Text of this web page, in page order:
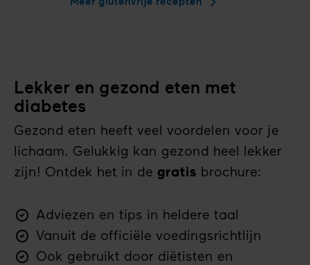
en
Lekker en gezond eten met
diabetes
Gezond eten heeft veel voordelen voor je
lichaam. Gelukkig kan gezond heel lekker
zijn! Ontdek het in de gratis brochure:
Adviezen en tips in heldere taal
Vanuit de officiële voedingsrichtlijn
Ook gebruikt door diëtisten en